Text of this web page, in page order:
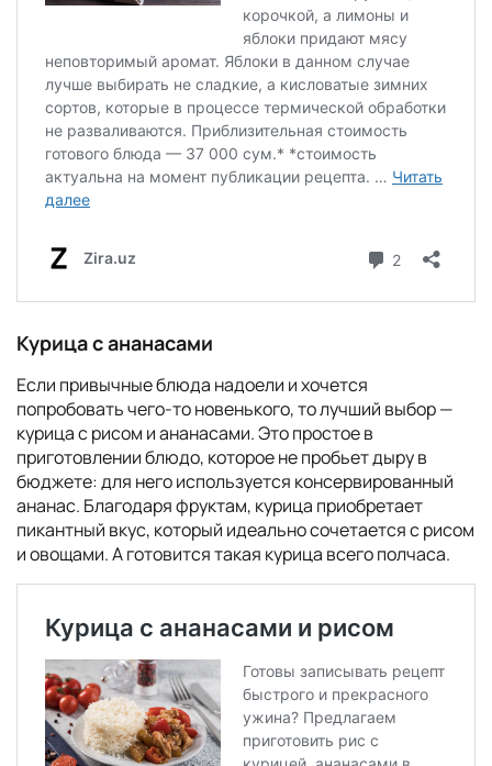
Курица с ананасами
Если привычные блюда надоели и хочется
попробовать чего-то новенького, то лучший выбор —
курица с рисом и ананасами. Это простое в
приготовлении блюдо, которое не пробьет дыру в
бюджете: для него используется консервированный
ананас. Благодаря фруктам, курица приобретает
пикантный вкус, который идеально сочетается с рисом
и овощами. А готовится такая курица всего полчаса.